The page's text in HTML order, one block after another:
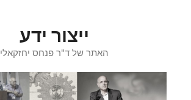
ייצור ידע
האתר של ד"ר פנחס יחזקאלי